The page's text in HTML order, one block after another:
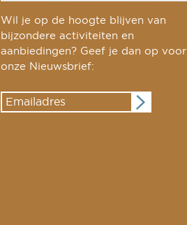
Wil je op de hoogte blijven van
bijzondere activiteiten en
aanbiedingen? Geef je dan op voor
onze Nieuwsbrief: